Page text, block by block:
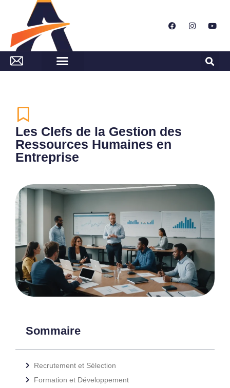
Les Clefs de la Gestion des
Ressources Humaines en
Entreprise
Sommaire
Recrutement et Sélection
Formation et Développement